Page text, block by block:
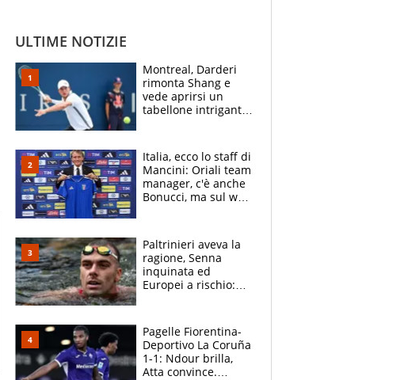
ULTIME NOTIZIE
Montreal, Darderi
rimonta Shang e
vede aprirsi un
tabellone intrigante:
felice del mio livello"
Italia, ecco lo staff di
Mancini: Oriali team
manager, c'è anche
Bonucci, ma sul web
Paltrinieri aveva la
ragione, Senna
inquinata ed
Europei a rischio:
adesso
Pagelle Fiorentina-
Deportivo La Coruña
1-1: Ndour brilla,
Atta convince.